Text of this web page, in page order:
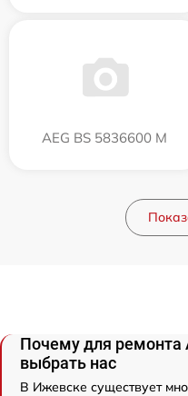
AEG BS 5836600 M
Почему для ремонта
выбрать нас
В Ижевске существует